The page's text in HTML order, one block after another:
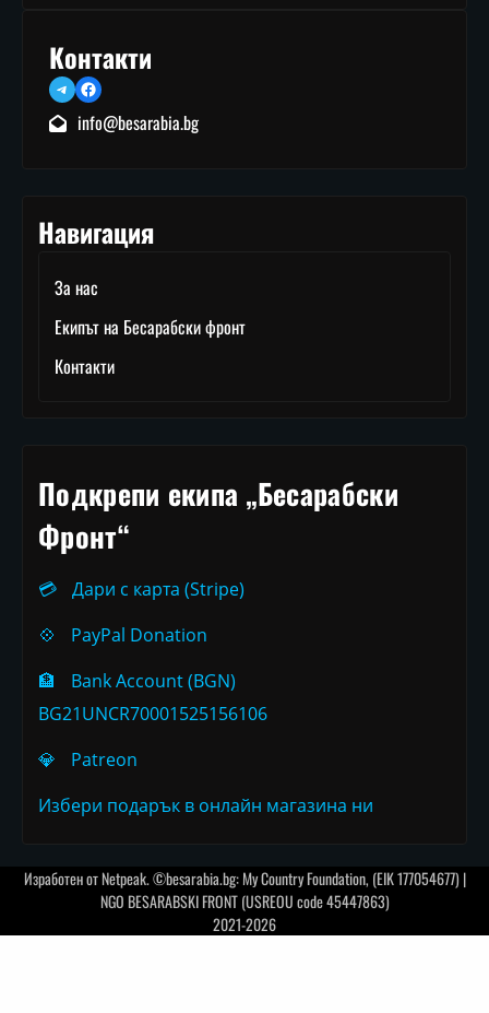
Контакти
TelegramFacebook
info@besarabia.bg
Навигация
За нас
Екипът на Бесарабски фронт
Контакти
Подкрепи екипа „Бесарабски
Фронт“
💳
Дари с карта (Stripe)
💠
PayPal Donation
🏦
Bank Account (BGN)
BG21UNCR70001525156106
💎
Patreon
Избери подарък в онлайн магазина ни
Изработен отNetpeak. ©besarabia.bg: My Country Foundation, (EIK 177054677) |
NGO BESARABSKI FRONT (USREOU code 45447863)
2021-2026